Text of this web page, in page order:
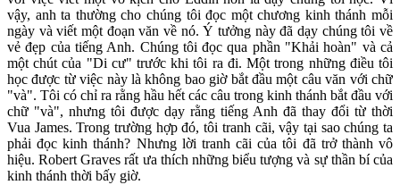
vậy, anh ta thường cho chúng tôi đọc một chương kinh thánh mỗi
ngày và viết một đoạn văn về nó. Ý tưởng này đã dạy chúng tôi về
vẻ đẹp của tiếng Anh. Chúng tôi đọc qua phần "Khải hoàn" và cả
một chút của "Di cư" trước khi tôi ra đi. Một trong những điều tôi
học được từ việc này là không bao giờ bắt đầu một câu văn với chữ
"và". Tôi có chỉ ra rằng hầu hết các câu trong kinh thánh bắt đầu với
chữ "và", nhưng tôi được dạy rằng tiếng Anh đã thay đổi từ thời
Vua James. Trong trường hợp đó, tôi tranh cãi, vậy tại sao chúng ta
phải đọc kinh thánh? Nhưng lời tranh cãi của tôi đã trở thành vô
hiệu. Robert Graves rất ưa thích những biểu tượng và sự thần bí của
kinh thánh thời bấy giờ.